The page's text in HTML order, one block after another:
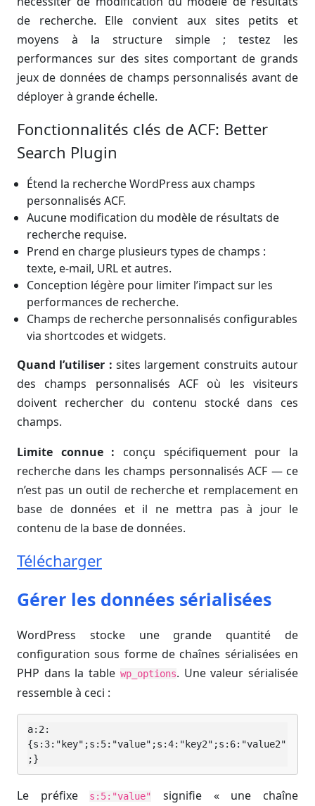
de recherche. Elle convient aux sites petits et
moyens à la structure simple ; testez les
performances sur des sites comportant de grands
jeux de données de champs personnalisés avant de
déployer à grande échelle.
Fonctionnalités clés de ACF: Better
Search Plugin
Étend la recherche WordPress aux champs
personnalisés ACF.
Aucune modification du modèle de résultats de
recherche requise.
Prend en charge plusieurs types de champs :
texte, e-mail, URL et autres.
Conception légère pour limiter l’impact sur les
performances de recherche.
Champs de recherche personnalisés configurables
via shortcodes et widgets.
Quand l’utiliser : sites largement construits autour
des champs personnalisés ACF où les visiteurs
doivent rechercher du contenu stocké dans ces
champs.
Limite connue : conçu spécifiquement pour la
recherche dans les champs personnalisés ACF — ce
n’est pas un outil de recherche et remplacement en
base de données et il ne mettra pas à jour le
contenu de la base de données.
Télécharger
Gérer les données sérialisées
WordPress stocke une grande quantité de
configuration sous forme de chaînes sérialisées en
PHP dans la table wp_options. Une valeur sérialisée
ressemble à ceci :
a:2:
{s:3:"key";s:5:"value";s:4:"key2";s:6:"value2"
;}
Le préfixe s:5:"value" signifie « une chaîne